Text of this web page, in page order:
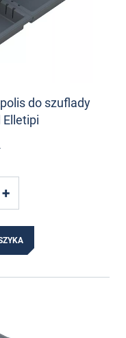
do szuflady
Elletipi